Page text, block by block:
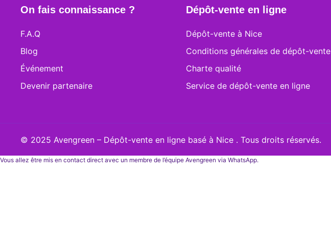
On fais connaissance ?
F.A.Q
Blog
Événement
Devenir partenaire
Dépôt-vente en ligne
Dépôt-vente à Nice
Conditions générales de dépôt-vente
Charte qualité
Service de dépôt-vente en ligne
© 2025 Avengreen – Dépôt-vente en ligne basé à Nice . Tous droits réservés.
Vous allez être mis en contact direct avec un membre de l’équipe Avengreen via WhatsApp.